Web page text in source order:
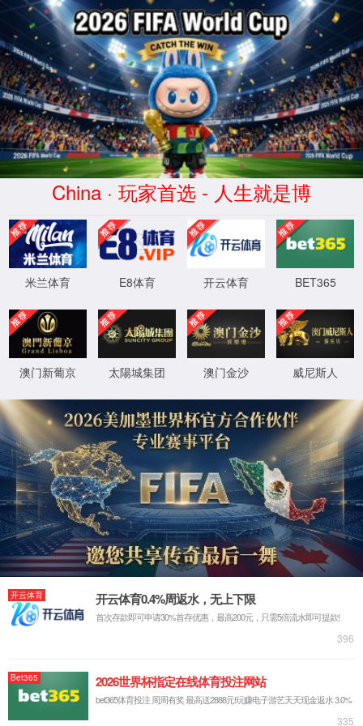
全部
热门搜索：
全部商品分类 首页 知识专区
您可能输错了网址，或该网页已被删除、不存在等
返回首页
关注公众号
购物车(0)